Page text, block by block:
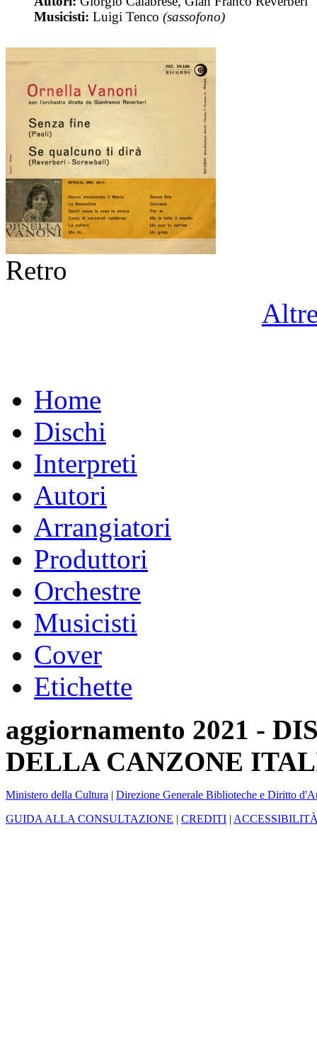
Musicisti: Luigi Tenco (sassofono)
Retro
Home
Dischi
Interpreti
Autori
Arrangiatori
Produttori
Orchestre
Musicisti
Cover
Etichette
aggiornamento 2021 -
DELLA CANZONE
Ministero della Cultura | Direzione Generale Biblioteche e Diritto
GUIDA ALLA CONSULTAZIONE | CREDITI |